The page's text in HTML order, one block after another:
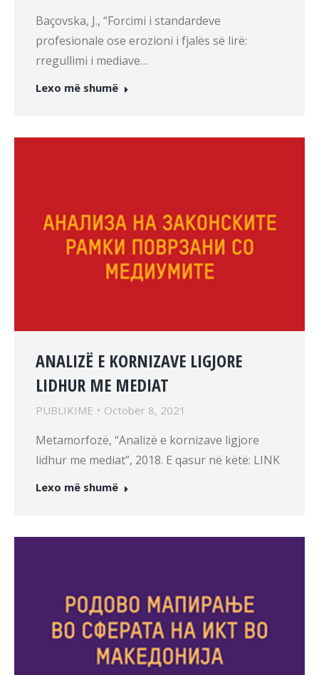
Baçovska, J., “Forcimi i standardeve
profesionale ose erozioni i fjalës së lirë:
rregullimi i mediave…
Lexo më shumë
ANALIZË E KORNIZAVE LIGJORE
LIDHUR ME MEDIAT
PUBLIKIME October 8, 2021
Metamorfozë, “Analizë e kornizave ligjore
lidhur me mediat”, 2018. E qasur në këtë: LINK
Lexo më shumë